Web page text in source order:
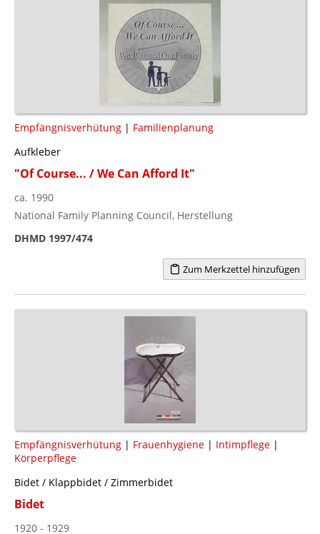
Empfängnisverhütung | Familienplanung
Aufkleber
"Of Course... / We Can Afford It"
ca. 1990
National Family Planning Council, Herstellung
DHMD 1997/474
Zum Merkzettel hinzufügen
Empfängnisverhütung | Frauenhygiene | Intimpflege |
Körperpflege
Bidet / Klappbidet / Zimmerbidet
Bidet
1920 - 1929